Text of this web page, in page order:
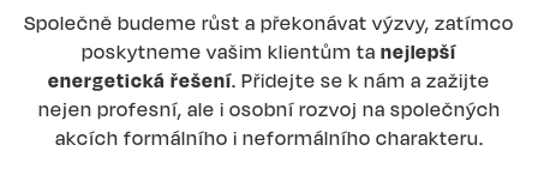
Společně budeme růst a překonávat výzvy, zatímco
poskytneme vašim klientům ta nejlepší
energetická řešení. Přidejte se k nám a zažijte
nejen profesní, ale i osobní rozvoj na společných
akcích formálního i neformálního charakteru.